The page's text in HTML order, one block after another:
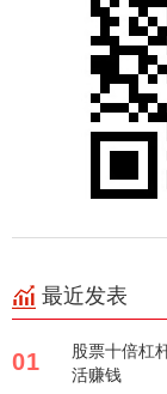
最近发表
01
股票十倍杠
活赚钱